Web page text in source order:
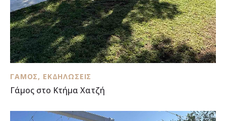
ΓΆΜΟΣ, ΕΚΔΗΛΏΣΕΙΣ
Γάμος στο Κτήμα Χατζή